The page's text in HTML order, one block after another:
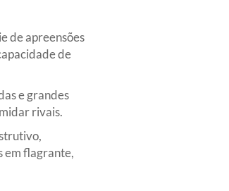
de apreensões
de
e grandes
rivais.
em flagrante,